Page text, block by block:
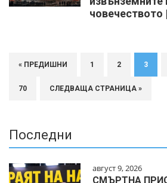
човечеството
« ПРЕДИШНИ 1 2 3
70 СЛЕДВАЩА СТРАНИЦА »
Последни
август 9, 2026
СМЪРТНА